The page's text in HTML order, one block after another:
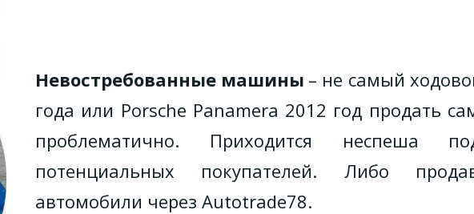
Невостребованные машины – не самый
года или Porsche Panamera 2012 год продать
проблематично. Приходится неспеша
потенциальных покупателей. Либо
автомобили через Autotrade78.